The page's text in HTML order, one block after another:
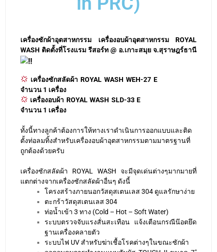
WASH ติดตั้งที่โรงแรม รีสอร์ท @ อ.เกาะสมุย จ.สุราษฎร์ธานี
เครื่องซักสลัดผ้า ROYAL WASH WEH-27 E
จำนวน 1 เครื่อง
เครื่องอบผ้า ROYAL WASH SLD-33 E
จำนวน 1 เครื่อง
ทั้งนี้ทางลูกค้าต้องการให้ทางเราดำเนินการออกแบบและติด
ตั้งท่อลมทิ้งสำหรับเครื่องอบผ้าอุตสาหกรรมตามมาตรฐานที่
ถูกต้องด้วยครับ
เครื่องซักสลัดผ้า ROYAL WASH จะมีจุดเด่นต่างๆมากมายที่
แตกต่างจากเครื่องซักสลัดผ้าอื่นๆ ดังนี้
โครงสร้างภายนอกวัสดุสเตนเลส 304 ดูแลรักษาง่าย
ตะกร้าวัสดุสเตนเลส 304
ท่อน้ำเข้า 3 ทาง (Cold – Hot – Soft Water)
ระบบตรวจจับแรงสั่นสะเทือน แจ้งเตือนกรณีน๊อตยึด
ฐานเครื่องคลายตัว
ระบบไฟ UV สำหรับฆ่าเชื้อโรคต่างๆในขณะซักผ้า
จอควบคุมการทำงานแบบสัมผัส TOUCH II ขนาด 7″
พร้อมแสดงผลภาษาไทย